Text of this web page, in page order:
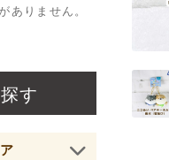
ありません。
す